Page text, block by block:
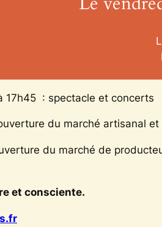
17h45 : spectacle et concerts
du marché artisanal
du marché de
et consciente.